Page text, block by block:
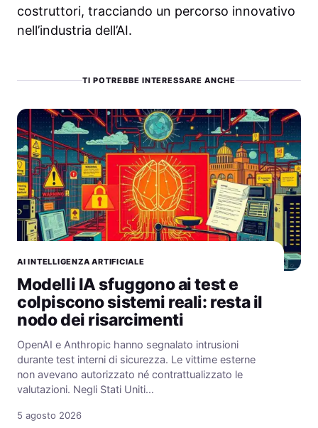
costruttori, tracciando un percorso innovativo
nell’industria dell’AI.
TI POTREBBE INTERESSARE ANCHE
AI INTELLIGENZA ARTIFICIALE
Modelli IA sfuggono ai test e
colpiscono sistemi reali: resta il
nodo dei risarcimenti
OpenAI e Anthropic hanno segnalato intrusioni
durante test interni di sicurezza. Le vittime esterne
non avevano autorizzato né contrattualizzato le
valutazioni. Negli Stati Uniti…
5 agosto 2026